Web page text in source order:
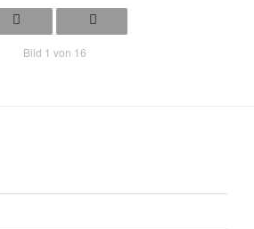
Bild 1 von 16